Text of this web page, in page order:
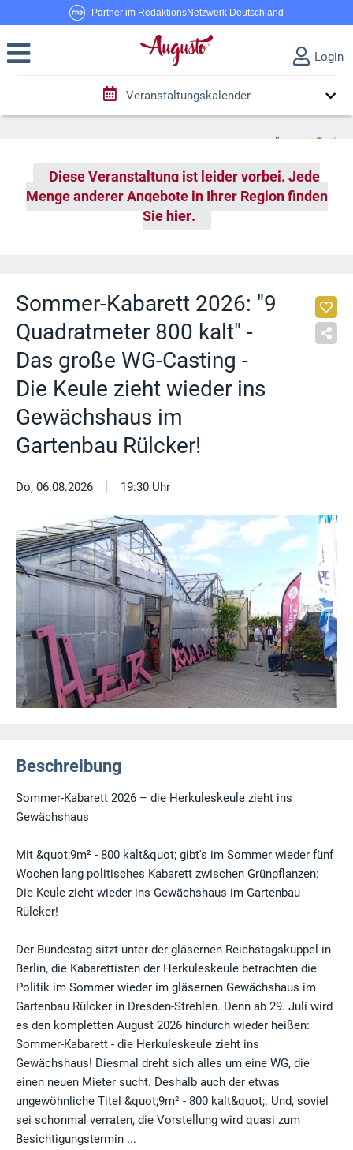
Partner im RedaktionsNetzwerk Deutschland
Login
Veranstaltungskalender
Diese Veranstaltung ist leider vorbei. Jede
Menge anderer Angebote in Ihrer Region finden
Sie hier.
Sommer-Kabarett 2026: "9
Quadratmeter 800 kalt" -
Das große WG-Casting -
Die Keule zieht wieder ins
Gewächshaus im
Gartenbau Rülcker!
Do, 06.08.2026 | 19:30 Uhr
Beschreibung
Sommer-Kabarett 2026 – die Herkuleskeule zieht ins
Gewächshaus
Mit &quot;9m² - 800 kalt&quot; gibt's im Sommer wieder fünf
Wochen lang politisches Kabarett zwischen Grünpflanzen:
Die Keule zieht wieder ins Gewächshaus im Gartenbau
Rülcker!
Der Bundestag sitzt unter der gläsernen Reichstagskuppel in
Berlin, die Kabarettisten der Herkuleskeule betrachten die
Politik im Sommer wieder im gläsernen Gewächshaus im
Gartenbau Rülcker in Dresden-Strehlen. Denn ab 29. Juli wird
es den kompletten August 2026 hindurch wieder heißen:
Sommer-Kabarett - die Herkuleskeule zieht ins
Gewächshaus! Diesmal dreht sich alles um eine WG, die
einen neuen Mieter sucht. Deshalb auch der etwas
ungewöhnliche Titel &quot;9m² - 800 kalt&quot;. Und, soviel
sei schonmal verraten, die Vorstellung wird quasi zum
Besichtigungstermin ...